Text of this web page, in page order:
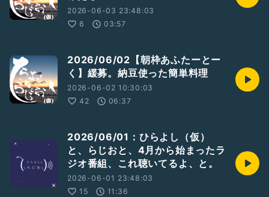
2026-06-03 23:48:03
6
03:57
2026/06/02【朝枠あふたーとー
く】緩募。納豆使った簡単料理
2026-06-02 10:30:03
42
06:37
2026/06/01：ひらよし（仮）
と、らじおと、4月から始まったラ
ジオ番組、これ聴いてるよ、と。
2026-06-01 23:48:03
15
11:36